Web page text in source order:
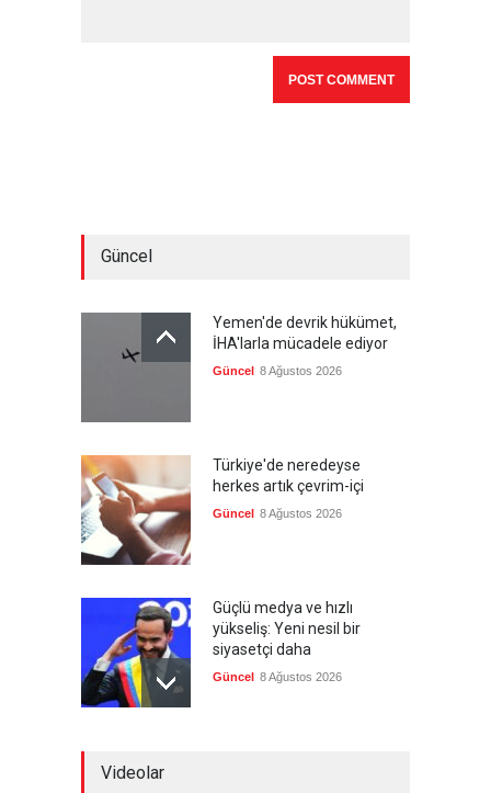
Güncel
Yemen'de devrik hükümet,
İHA'larla mücadele ediyor
Güncel 8 Ağustos 2026
Türkiye'de neredeyse
herkes artık çevrim-içi
Güncel 8 Ağustos 2026
Güçlü medya ve hızlı
yükseliş: Yeni nesil bir
siyasetçi daha
Güncel 8 Ağustos 2026
Videolar